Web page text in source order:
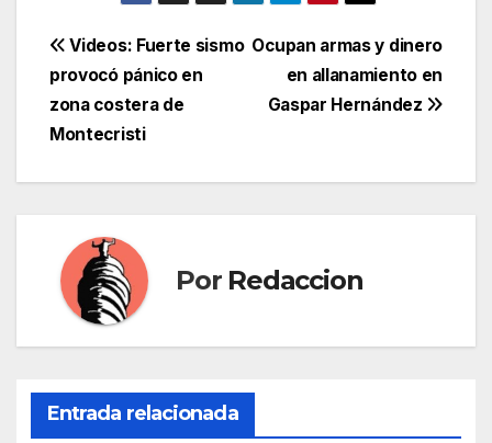
Navegación
de
entradas
Ocupan armas y dinero
en allanamiento en
Gaspar Hernández
Videos: Fuerte sismo
provocó pánico en
zona costera de
Montecristi
Por Redaccion
Entrada relacionada